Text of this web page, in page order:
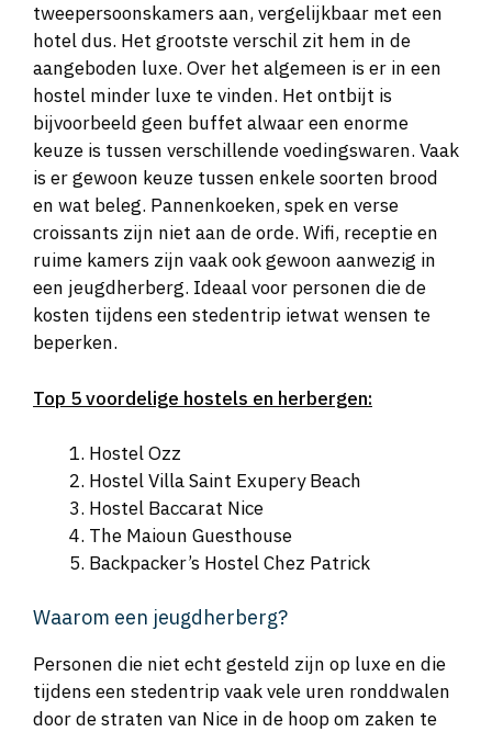
tweepersoonskamers aan, vergelijkbaar met een
hotel dus. Het grootste verschil zit hem in de
aangeboden luxe. Over het algemeen is er in een
hostel minder luxe te vinden. Het ontbijt is
bijvoorbeeld geen buffet alwaar een enorme
keuze is tussen verschillende voedingswaren. Vaak
is er gewoon keuze tussen enkele soorten brood
en wat beleg. Pannenkoeken, spek en verse
croissants zijn niet aan de orde. Wifi, receptie en
ruime kamers zijn vaak ook gewoon aanwezig in
een jeugdherberg. Ideaal voor personen die de
kosten tijdens een stedentrip ietwat wensen te
beperken.
Top 5 voordelige hostels en herbergen:
Hostel Ozz
Hostel Villa Saint Exupery Beach
Hostel Baccarat Nice
The Maioun Guesthouse
Backpacker’s Hostel Chez Patrick
Waarom een jeugdherberg?
Personen die niet echt gesteld zijn op luxe en die
tijdens een stedentrip vaak vele uren ronddwalen
door de straten van Nice in de hoop om zaken te